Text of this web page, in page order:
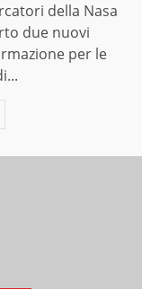
della Nasa
due nuovi
per le